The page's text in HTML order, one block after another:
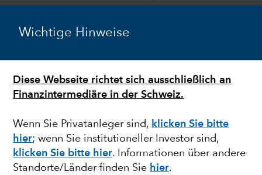
Wichtige Hinweise
Diese Webseite richtet sich ausschließlich an
Finanzintermediäre in der Schweiz.
Wenn Sie Privatanleger sind, klicken Sie bitte
hier; wenn Sie institutioneller Investor sind,
klicken Sie bitte hier. Informationen über andere
Standorte/Länder finden Sie hier.
MARKTVOLATILITÄT